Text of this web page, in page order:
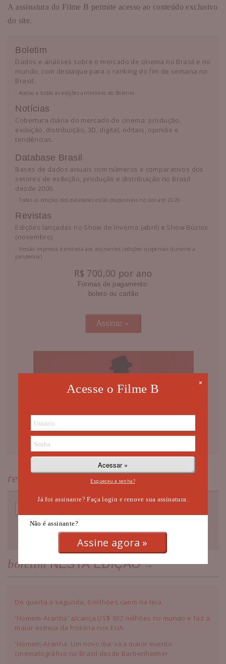
A assinatura do Filme B permite acesso ao conteúdo exclusivo
do site.
Boletim
Dados e análises sobre o mercado de cinema no Brasil e no
mundo, com destaque para o ranking do fim de semana no
Brasil.
⋅ Acesso a todas as edições anteriores do Boletim
Notícias
Cobertura diária do mercado de cinema: produção,
exibição, distribuição, 3D, digital, editais, opinião e
tendências.
Database Brasil
Bases de dados anuais com números e comparativos dos
setores de exibição, produção e distribuição no Brasil
desde 2000.
⋅ Todas as edições dos databases estão disponíveis no site até 2020.
Revistas
Edições lançadas no Show de Inverno (abril) e Show Búzios
(novembro)
⋅ Versão impressa é enviada aos assinantes (edições suspensas durante a
pandemia)
R$ 700,00 por ano
Formas de pagamento:
boleto ou cartão
receba nossa NEWSLETTER
boletimNESTA EDIÇÃO
De quarta a segunda, 6 milhões caem na teia
'Homem-Aranha' alcança US$ 932 milhões no mundo e faz a
maior estreia da história nos EUA
'Homem-Aranha: Um novo dia' vira maior evento
cinematográfico no Brasil desde Barbenheimer
×
Acesse o Filme B
Esqueceu a senha?
Já foi assinante? Faça login e renove sua assinatura.
Não é assinante?
Assine agora »